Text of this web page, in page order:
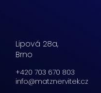
Lipová 28a,
Brno
+420 703 670 803
info@matznervitek.cz